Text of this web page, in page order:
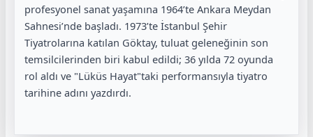
profesyonel sanat yaşamına 1964’te Ankara Meydan
Sahnesi’nde başladı. 1973’te İstanbul Şehir
Tiyatrolarına katılan Göktay, tuluat geleneğinin son
temsilcilerinden biri kabul edildi; 36 yılda 72 oyunda
rol aldı ve "Lüküs Hayat"taki performansıyla tiyatro
tarihine adını yazdırdı.